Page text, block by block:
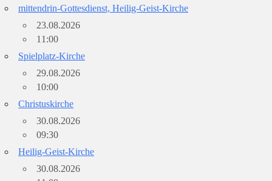
mittendrin-Gottesdienst, Heilig-Geist-Kirche
23.08.2026
11:00
Spielplatz-Kirche
29.08.2026
10:00
Christuskirche
30.08.2026
09:30
Heilig-Geist-Kirche
30.08.2026